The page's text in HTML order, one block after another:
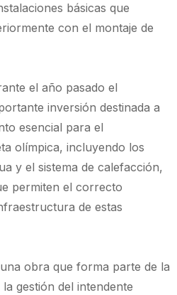
básicas que
con el montaje de
el año pasado el
inversión destinada a
esencial para el
olímpica, incluyendo los
y el sistema de calefacción,
permiten el correcto
de estas
obra que forma parte de la
gestión del intendente